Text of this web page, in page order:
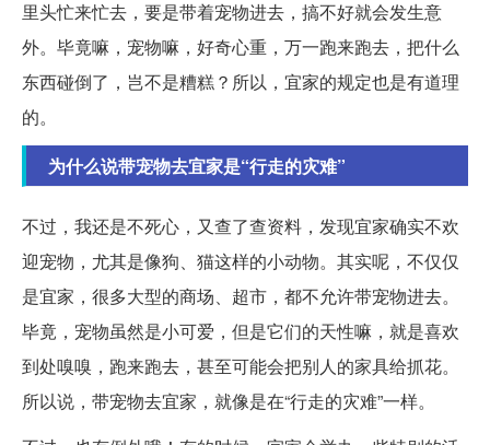
里头忙来忙去，要是带着宠物进去，搞不好就会发生意
外。毕竟嘛，宠物嘛，好奇心重，万一跑来跑去，把什么
东西碰倒了，岂不是糟糕？所以，宜家的规定也是有道理
的。
为什么说带宠物去宜家是“行走的灾难”
不过，我还是不死心，又查了查资料，发现宜家确实不欢
迎宠物，尤其是像狗、猫这样的小动物。其实呢，不仅仅
是宜家，很多大型的商场、超市，都不允许带宠物进去。
毕竟，宠物虽然是小可爱，但是它们的天性嘛，就是喜欢
到处嗅嗅，跑来跑去，甚至可能会把别人的家具给抓花。
所以说，带宠物去宜家，就像是在“行走的灾难”一样。